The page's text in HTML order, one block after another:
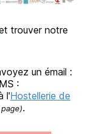
trouver notre
un émail :
:
l'Hostellerie de
.